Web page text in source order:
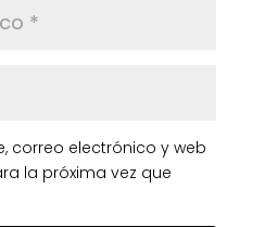
correo electrónico y web
la próxima vez que